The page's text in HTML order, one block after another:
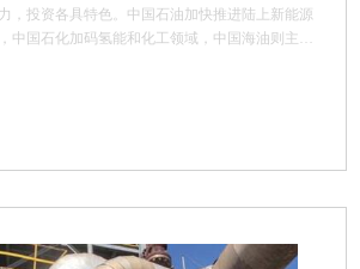
，投资各具特色。中国石油加快推进陆上新能源
中国石化加码氢能和化工领域，中国海油则主…